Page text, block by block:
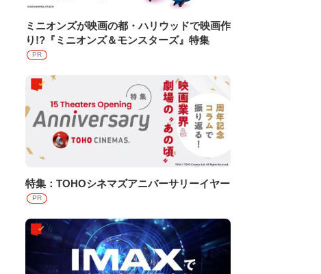
ミニオンズが映画の都・ハリウッドで映画作
り!?『ミニオンズ＆モンスターズ』特集
PR
特集：TOHOシネマズアニバーサリーイヤー
PR